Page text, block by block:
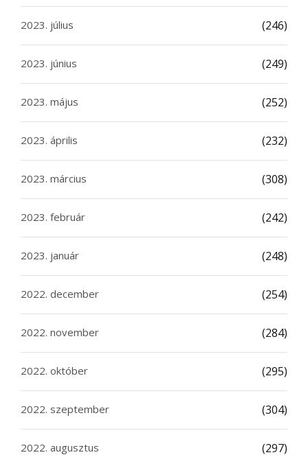
2023. július (246)
2023. június (249)
2023. május (252)
2023. április (232)
2023. március (308)
2023. február (242)
2023. január (248)
2022. december (254)
2022. november (284)
2022. október (295)
2022. szeptember (304)
2022. augusztus (297)